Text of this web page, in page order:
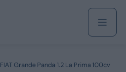
Acquista
FIAT Grande Panda 1.2 La Prima 100cv